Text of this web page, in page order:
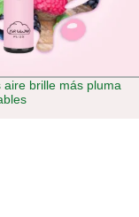
Mini esparcidor de
o Productos